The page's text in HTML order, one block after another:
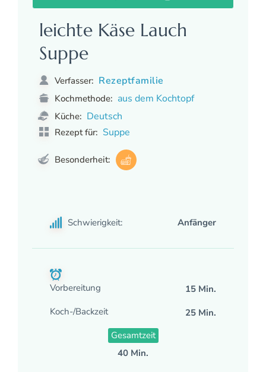
leichte Käse Lauch
Suppe
Verfasser: Rezeptfamilie
Kochmethode: aus dem Kochtopf
Küche: Deutsch
Rezept für: Suppe
Besonderheit:
Schwierigkeit: Anfänger
Vorbereitung
15 Min.
Koch-/Backzeit
25 Min.
Gesamtzeit
40 Min.